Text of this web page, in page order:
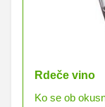
Rdeče vino
Ko se ob